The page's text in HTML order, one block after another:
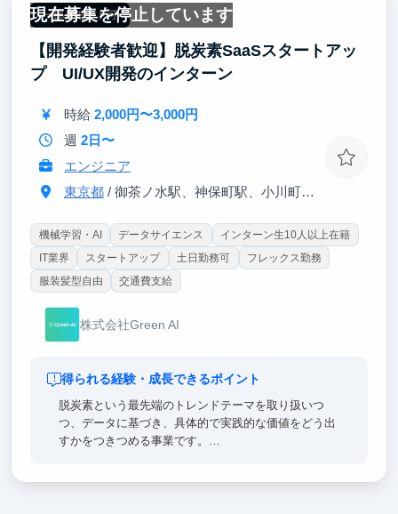
スランキング世界10位を達成したメメントモリが世界
1位を目指して挑戦するというドラマみたいな展開を
間近で見ることができます。
【少数精鋭で裁量が大きい】
質共にとても大きくなります。
に果敢に挑戦し、サービスを大きく飛躍させてくれる
学生メンバーを募集中！
現在募集を停止しています
一部リモート可
【開発経験者歓迎】脱炭素SaaSスタートアッ
プ UI/UX開発のインターン
時給 2,000円〜3,000円
週 2日〜
エンジニア
東京都/ 御茶ノ水駅、神保町駅、小川町、淡路町駅から徒歩5分程度
機械学習・AI データサイエンス
インターン生10人以上在籍
IT業界
スタートアップ 土日勤務可
フレックス勤務
服装髪型自由
交通費支給
株式会社Green AI
得られる経験・成長できるポイント
脱炭素という最先端のトレンドテーマを取り扱いつ
つ、データに基づき、具体的で実践的な価値をどう出
すかをつきつめる事業です。